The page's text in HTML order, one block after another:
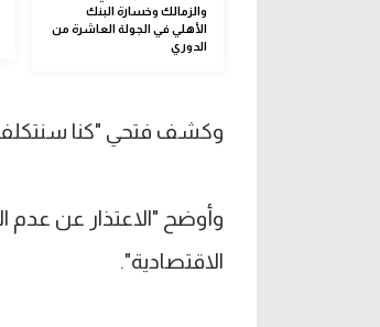
والزمالك وخسارة البنك
الأهلي في الجولة العاشرة من
الدوري
وكشف فتحي "كنا سنتكلف ما يقارب من 2.5 مليون
وأوضح "الاعتذار عن
الاقتصادية".